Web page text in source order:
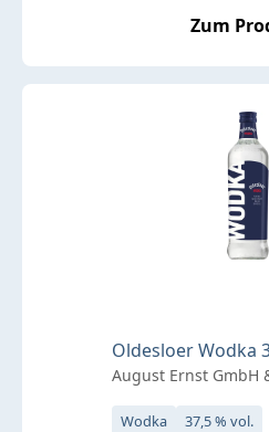
Zum
Oldesloer Wodka
August Ernst GmbH
Wodka 37,5 % vol.